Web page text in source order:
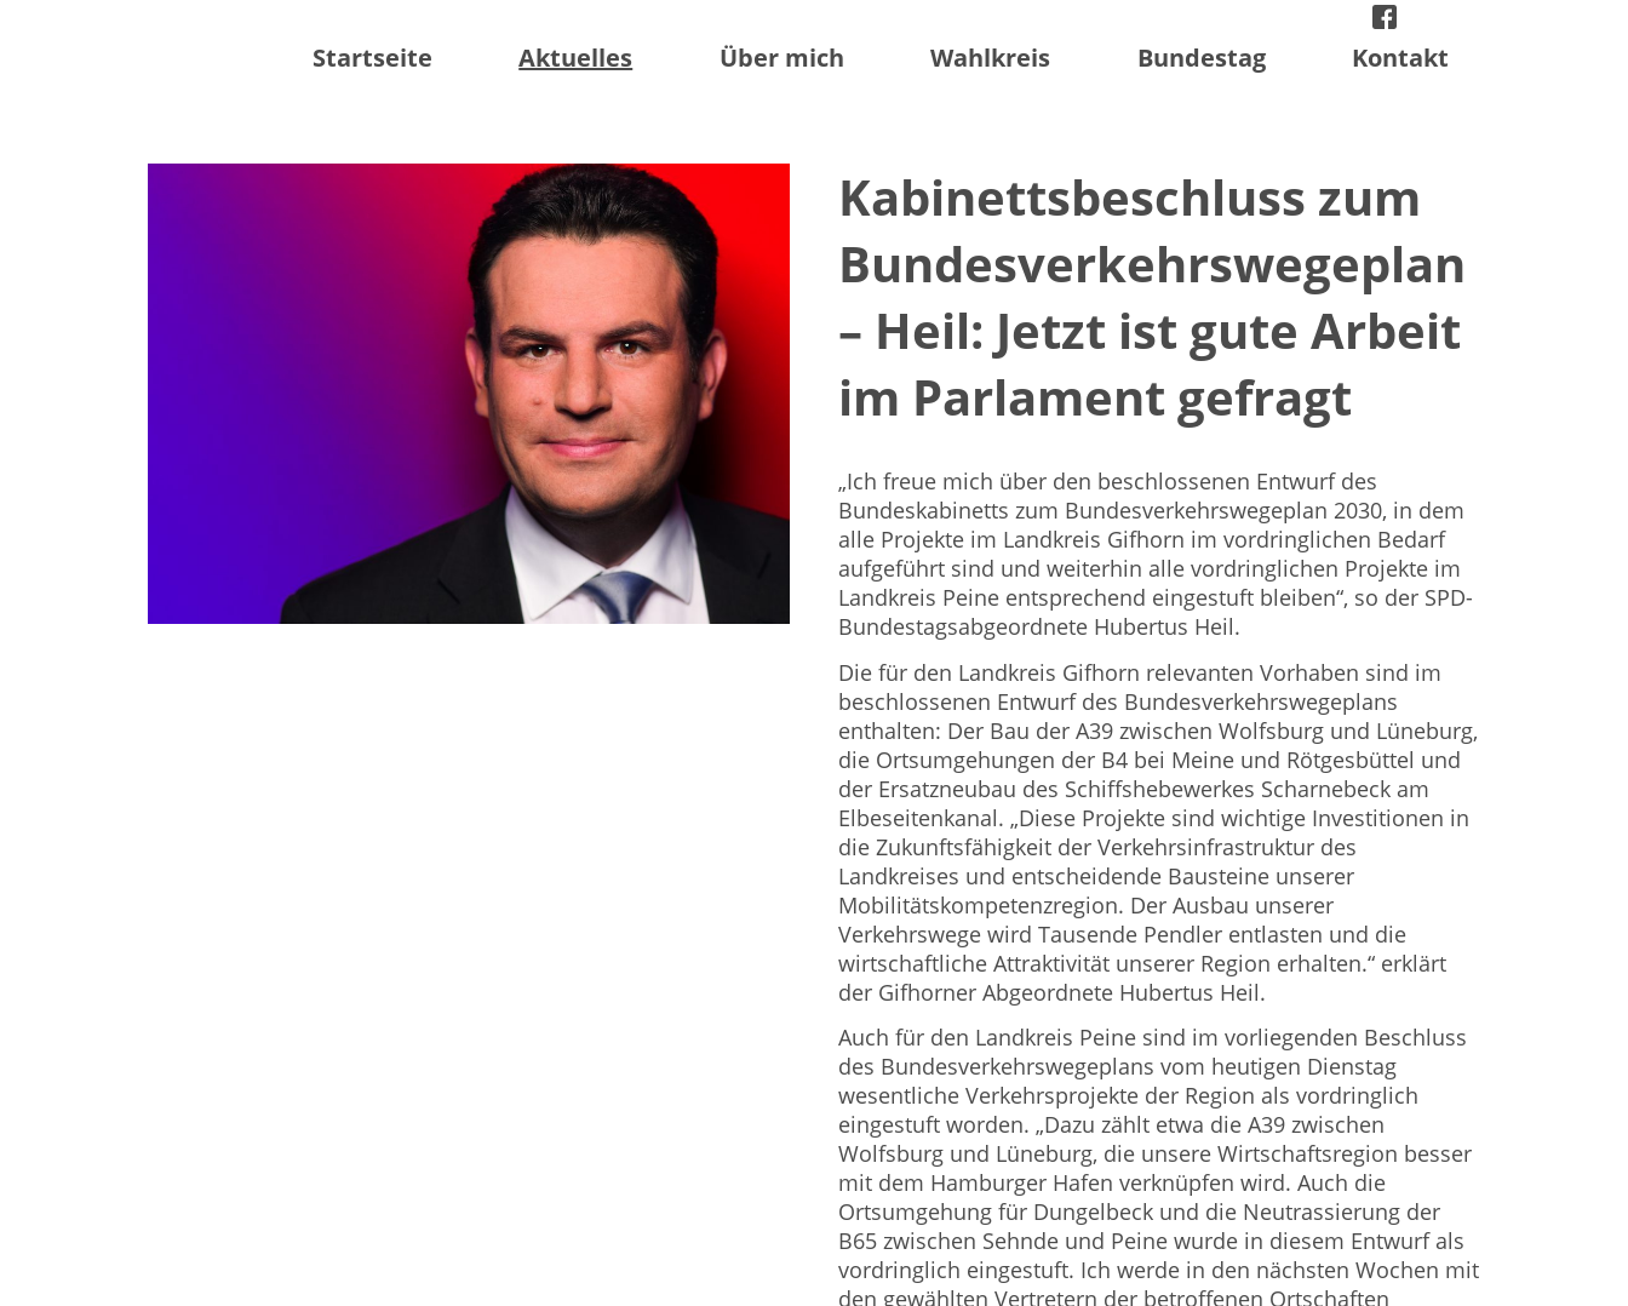
facebook
Startseite Aktuelles Über mich Wahlkreis Bundestag Kontakt
Kabinettsbeschluss zum
Bundesverkehrswegeplan
– Heil: Jetzt ist gute Arbeit
im Parlament gefragt
„Ich freue mich über den beschlossenen Entwurf des
Bundeskabinetts zum Bundesverkehrswegeplan 2030, in dem
alle Projekte im Landkreis Gifhorn im vordringlichen Bedarf
aufgeführt sind und weiterhin alle vordringlichen Projekte im
Landkreis Peine entsprechend eingestuft bleiben“, so der SPD-
Bundestagsabgeordnete Hubertus Heil.
Die für den Landkreis Gifhorn relevanten Vorhaben sind im
beschlossenen Entwurf des Bundesverkehrswegeplans
enthalten: Der Bau der A39 zwischen Wolfsburg und Lüneburg,
die Ortsumgehungen der B4 bei Meine und Rötgesbüttel und
der Ersatzneubau des Schiffshebewerkes Scharnebeck am
Elbeseitenkanal. „Diese Projekte sind wichtige Investitionen in
die Zukunftsfähigkeit der Verkehrsinfrastruktur des
Landkreises und entscheidende Bausteine unserer
Mobilitätskompetenzregion. Der Ausbau unserer
Verkehrswege wird Tausende Pendler entlasten und die
wirtschaftliche Attraktivität unserer Region erhalten.“ erklärt
der Gifhorner Abgeordnete Hubertus Heil.
Auch für den Landkreis Peine sind im vorliegenden Beschluss
des Bundesverkehrswegeplans vom heutigen Dienstag
wesentliche Verkehrsprojekte der Region als vordringlich
eingestuft worden. „Dazu zählt etwa die A39 zwischen
Wolfsburg und Lüneburg, die unsere Wirtschaftsregion besser
mit dem Hamburger Hafen verknüpfen wird. Auch die
Ortsumgehung für Dungelbeck und die Neutrassierung der
B65 zwischen Sehnde und Peine wurde in diesem Entwurf als
vordringlich eingestuft. Ich werde in den nächsten Wochen mit
den gewählten Vertretern der betroffenen Ortschaften